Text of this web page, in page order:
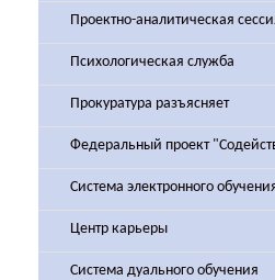
Проектно-аналитическая
Психологическая служба
Прокуратура разъясняет
Федеральный проект
Система электронного
Центр карьеры
Система дуального обучения